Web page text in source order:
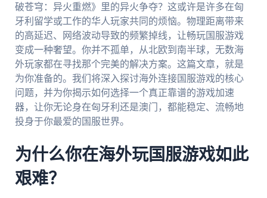
破苍穹：异火重燃》里的异火争夺？这或许是许多在匈
牙利留学或工作的华人玩家共同的烦恼。物理距离带来
的高延迟、网络波动导致的频繁掉线，让畅玩国服游戏
变成一种奢望。你并不孤单，从北欧到南半球，无数海
外玩家都在寻找那个完美的解决方案。这篇文章，就是
为你准备的。我们将深入探讨海外连接国服游戏的核心
问题，并为你揭示如何选择一个真正靠谱的游戏加速
器，让你无论身在匈牙利还是澳门，都能稳定、流畅地
投身于你最爱的国服世界。
为什么你在海外玩国服游戏如此
艰难？